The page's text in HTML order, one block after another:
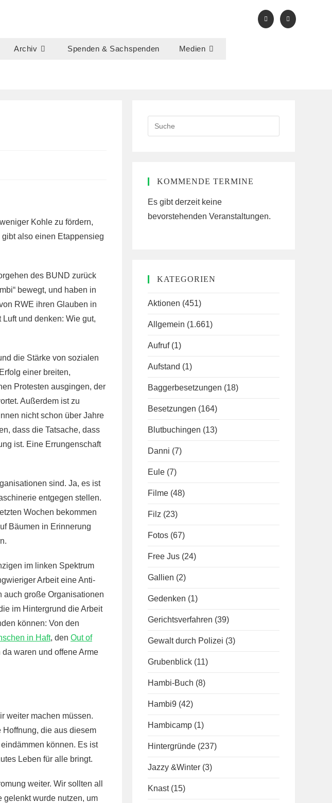
Archiv Spenden & Sachspenden Medien
Kohle zu fördern,
also einen Etappensieg
des BUND zurück
bewegt, und haben in
RWE ihren Glauben in
und denken: Wie gut,
die Stärke von sozialen
einer breiten,
Protesten ausgingen, der
Außerdem ist zu
nicht schon über Jahre
dass die Tatsache, dass
ist. Eine Errungenschaft
sind. Ja, es ist
entgegen stellen.
Wochen bekommen
Bäumen in Erinnerung
im linken Spektrum
Arbeit eine Anti-
auch große Organisationen
im Hintergrund die Arbeit
können: Von den
in Haft, den Out of
waren und offene Arme
weiter machen müssen.
die aus diesem
können. Es ist
Leben für alle bringt.
weiter. Wir sollten all
gelenkt wurde nutzen, um
this
KOMMENDE TERMINE
Es gibt derzeit keine
bevorstehenden Veranstaltungen.
KATEGORIEN
Aktionen (451)
Allgemein (1.661)
Aufruf (1)
Aufstand (1)
Baggerbesetzungen (18)
Besetzungen (164)
Blutbuchingen (13)
Danni (7)
Eule (7)
Filme (48)
Filz (23)
Fotos (67)
Free Jus (24)
Gallien (2)
Gedenken (1)
Gerichtsverfahren (39)
Gewalt durch Polizei (3)
Grubenblick (11)
Hambi-Buch (8)
Hambi9 (42)
Hambicamp (1)
Hintergründe (237)
Jazzy &Winter (3)
Knast (15)